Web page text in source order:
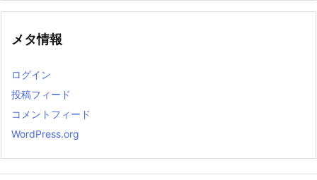
メタ情報
ログイン
投稿フィード
コメントフィード
WordPress.org